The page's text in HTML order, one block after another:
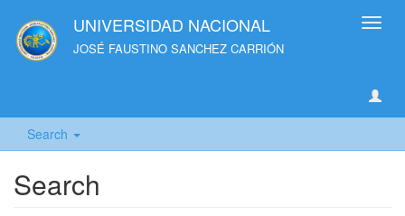
UNIVERSIDAD NACIONAL
JOSÉ FAUSTINO SANCHEZ CARRIÓN
Search
Search